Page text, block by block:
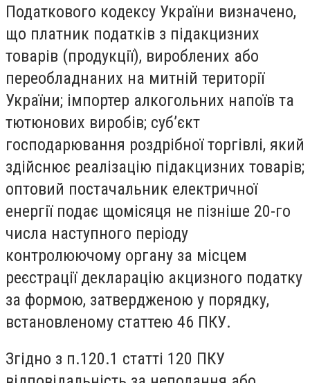
Податкового кодексу України визначено,
що платник податків з підакцизних
товарів (продукції), вироблених або
переобладнаних на митній території
України; імпортер алкогольних напоїв та
тютюнових виробів; суб’єкт
господарювання роздрібної торгівлі, який
здійснює реалізацію підакцизних товарів;
оптовий постачальник електричної
енергії подає щомісяця не пізніше 20-го
числа наступного періоду
контролюючому органу за місцем
реєстрації декларацію акцизного податку
за формою, затвердженою у порядку,
встановленому статтею 46 ПКУ.
Згідно з п.120.1 статті 120 ПКУ